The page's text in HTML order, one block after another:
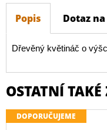
Popis Dotaz
Dřevěný květináč o
OSTATNÍ
DOPORUČUJEME